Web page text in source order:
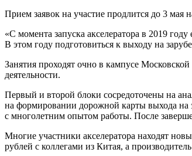
Прием заявок на участие продлится до 3 мая
«С момента запуска акселератора в 2019
В этом году подготовиться к выходу на
Занятия проходят очно в кампусе
деятельности.
Первый и второй блоки сосредоточены на
на формировании дорожной карты выхода на
с многолетним опытом работы. После
Многие участники акселератора находят
рублей с коллегами из Китая, а